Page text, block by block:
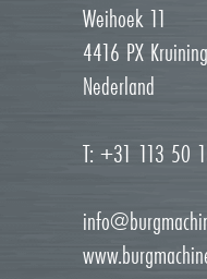
Weihoek 11
4416 PX
Nederland
T: +31 113 50